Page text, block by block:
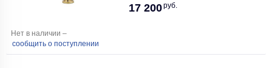
17 200руб.
Нет в наличии –
сообщить о поступлении